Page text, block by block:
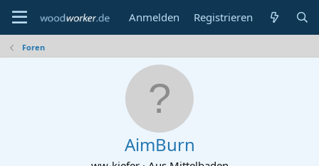
Anmelden Registrieren
Foren
AimBurn